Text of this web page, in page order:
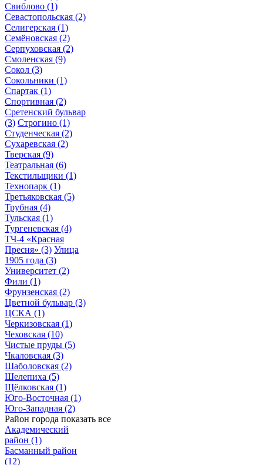
Свиблово (1)
Севастопольская (2)
Селигерская (1)
Семёновская (2)
Серпуховская (2)
Смоленская (9)
Сокол (3)
Сокольники (1)
Спартак (1)
Спортивная (2)
Сретенский бульвар
(3) Строгино (1)
Студенческая (2)
Сухаревская (2)
Тверская (9)
Театральная (6)
Текстильщики (1)
Технопарк (1)
Третьяковская (5)
Трубная (4)
Тульская (1)
Тургеневская (4)
ТЧ-4 «Красная
Пресня» (3) Улица
1905 года (3)
Университет (2)
Фили (1)
Фрунзенская (2)
Цветной бульвар (3)
ЦСКА (1)
Черкизовская (1)
Чеховская (10)
Чистые пруды (5)
Чкаловская (3)
Шаболовская (2)
Шелепиха (5)
Щёлковская (1)
Юго-Восточная (1)
Юго-Западная (2)
Район города показать все
Академический
район (1)
Басманный район
(12)